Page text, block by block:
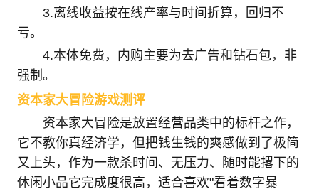
3.离线收益按在线产率与时间折算，回归不
亏。
4.本体免费，内购主要为去广告和钻石包，非
强制。
资本家大冒险游戏测评
资本家大冒险是放置经营品类中的标杆之作，
它不教你真经济学，但把钱生钱的爽感做到了极简
又上头，作为一款杀时间、无压力、随时能撂下的
休闲小品它完成度很高，适合喜欢"看着数字暴